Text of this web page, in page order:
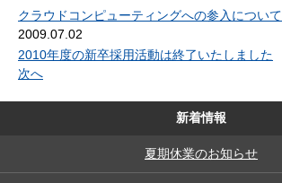
クラウドコンピューティングへの参入について
2009.07.02
2010年度の新卒採用活動は終了いたしました
次へ
新着情報
夏期休業のお知らせ